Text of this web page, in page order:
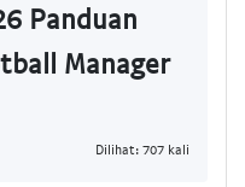
Panduan
Manager
Dilihat: 707 kali